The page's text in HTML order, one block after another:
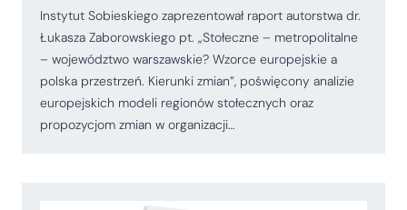
Instytut Sobieskiego zaprezentował raport autorstwa dr.
Łukasza Zaborowskiego pt. „Stołeczne – metropolitalne
– województwo warszawskie? Wzorce europejskie a
polska przestrzeń. Kierunki zmian”, poświęcony analizie
europejskich modeli regionów stołecznych oraz
propozycjom zmian w organizacji…